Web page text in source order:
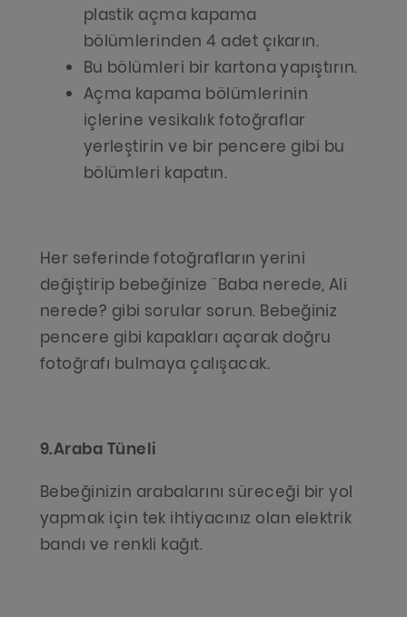
plastik açma kapama
bölümlerinden 4 adet çıkarın.
Bu bölümleri bir kartona yapıştırın.
Açma kapama bölümlerinin
içlerine vesikalık fotoğraflar
yerleştirin ve bir pencere gibi bu
bölümleri kapatın.
Her seferinde fotoğrafların yerini
değiştirip bebeğinize ¨Baba nerede, Ali
nerede? gibi sorular sorun. Bebeğiniz
pencere gibi kapakları açarak doğru
fotoğrafı bulmaya çalışacak.
9.Araba Tüneli
Bebeğinizin arabalarını süreceği bir yol
yapmak için tek ihtiyacınız olan elektrik
bandı ve renkli kağıt.